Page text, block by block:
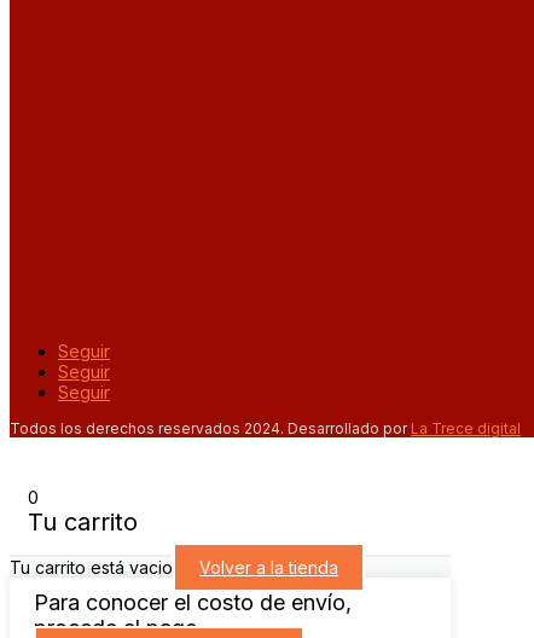
Seguir
Seguir
Seguir
Todos los derechos reservados 2024. Desarrollado por La Trece digital
0
Tu carrito
Tu carrito está vacio Volver a la tienda
Para conocer el costo de envío,
proceda al pago.